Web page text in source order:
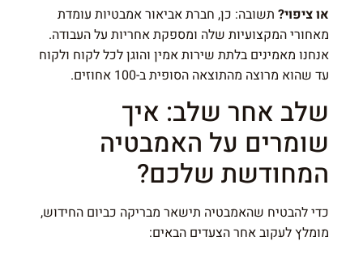
או ציפוי?תשובה: כן, חברת אביאור אמבטיות עומדת
מאחורי המקצועיות שלה ומספקת אחריות על העבודה.
אנחנו מאמינים בלתת שירות אמין והוגן לכל לקוח ולקוח
עד שהוא מרוצה מהתוצאה הסופית ב-100 אחוזים.
שלב אחר שלב: איך
שומרים על האמבטיה
המחודשת שלכם?
כדי להבטיח שהאמבטיה תישאר מבריקה כביום החידוש,
מומלץ לעקוב אחר הצעדים הבאים: